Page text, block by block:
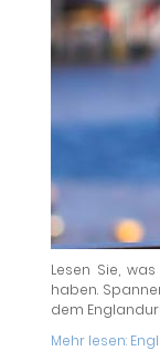
Lesen Sie,
haben.
dem
Mehr lesen: